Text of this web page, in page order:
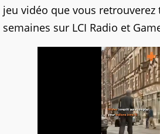
jeu vidéo que vous retrouverez
semaines sur LCI Radio et